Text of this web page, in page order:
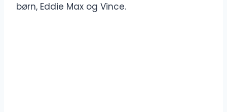
børn, Eddie Max og Vince.